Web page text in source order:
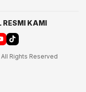
RESMI KAMI
All Rights Reserved